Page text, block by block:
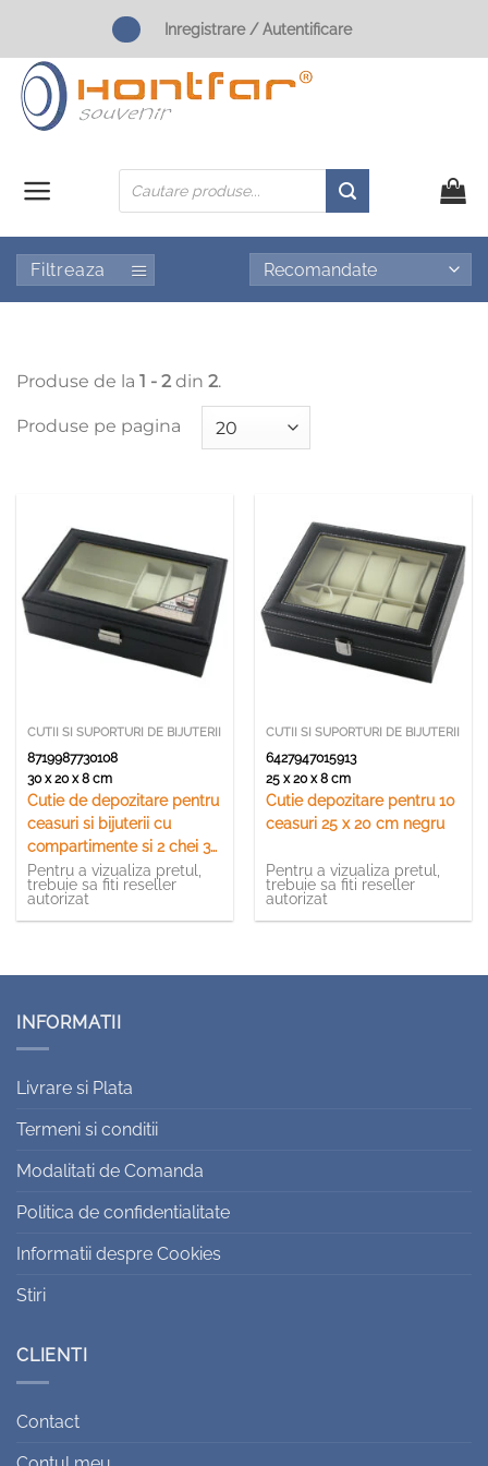
content
Inregistrare / Autentificare
Products
search
Filtreaza
Produse de la 1 - 2 din 2.
Produse pe pagina
CUTII SI SUPORTURI DE BIJUTERII
8719987730108
30 x 20 x 8 cm
Cutie de depozitare pentru
ceasuri si bijuterii cu
compartimente si 2 chei 30
x 20.5 x 8 cm
Pentru a vizualiza pretul,
trebuie sa fiti reseller
autorizat
CUTII SI SUPORTURI DE BIJUTERII
6427947015913
25 x 20 x 8 cm
Cutie depozitare pentru 10
ceasuri 25 x 20 cm negru
Pentru a vizualiza pretul,
trebuie sa fiti reseller
autorizat
INFORMATII
Livrare si Plata
Termeni si conditii
Modalitati de Comanda
Politica de confidentialitate
Informatii despre Cookies
Stiri
CLIENTI
Contact